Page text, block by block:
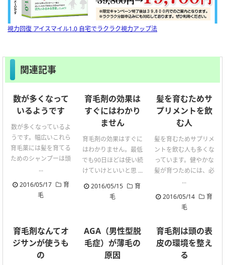
視力回復 アイスマイル1.0 自宅でラクラク視力アップ法
関連記事
数が多くなって
いるようです
数が多くなっているよ
うです。幅広いこれら
育毛薬には髪を育てる
ためのシャンプーは頭
...
2016/05/17
育
毛
育毛剤の効果は
すぐにはわかり
ません
育毛剤の効果はすぐに
はわかりません。最低
でも90日ほどは使い続
けていけといいと思 ...
2016/05/15
育
毛
髪を育むためサ
プリメントを飲
む人
髪を育むためサプリメ
ントを飲む人も多くな
っています。健やかな
髪が育つためには、必
...
2016/05/14
育
毛
育毛剤なんてオ
ジサンが使うも
の
AGA（男性型脱
毛症）が薄毛の
原因
育毛剤は頭の表
皮の環境を整え
る